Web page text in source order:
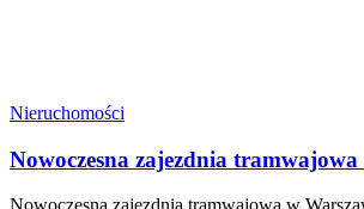
Nieruchomości
Nowoczesna zajezdnia